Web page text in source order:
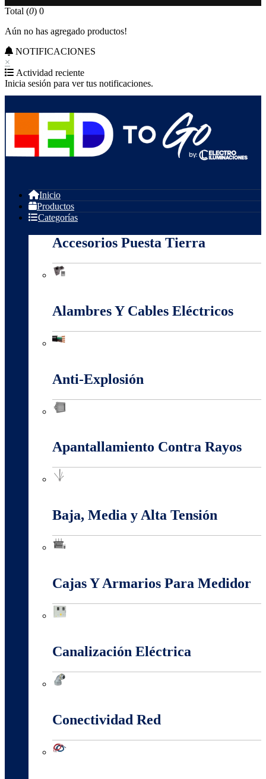
Total (0) 0
Aún no has agregado productos!
NOTIFICACIONES
×
Actividad reciente
Inicia sesión para ver tus notificaciones.
Inicio
Productos
Categorías
Accesorios Puesta Tierra
Alambres Y Cables Eléctricos
Anti-Explosión
Apantallamiento Contra Rayos
Baja, Media y Alta Tensión
Cajas Y Armarios Para Medidor
Canalización Eléctrica
Conectividad Red